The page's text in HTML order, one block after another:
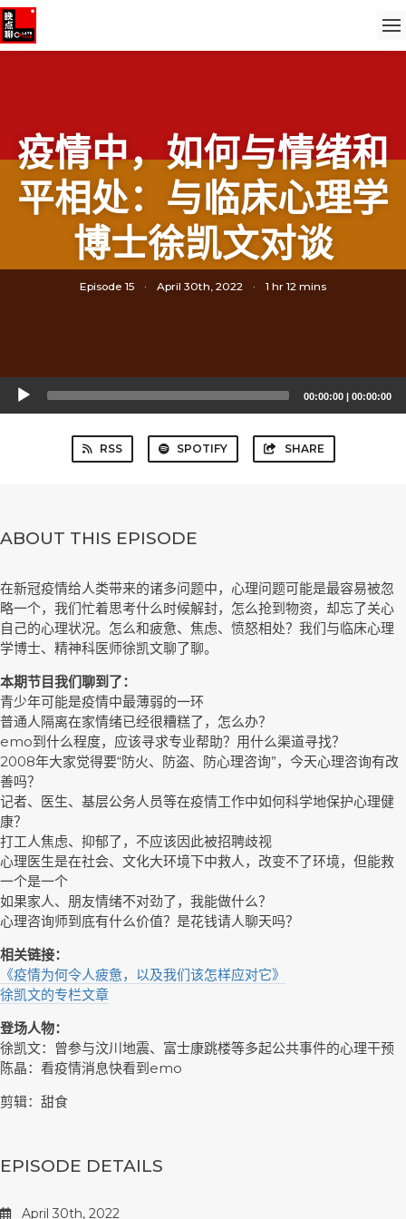
疫情中，如何与情绪和
平相处：与临床心理学
博士徐凯文对谈
Episode 15 · April 30th, 2022 · 1 hr 12 mins
Audio
Player
00:00:00 | 00:00:00
RSS SPOTIFY SHARE
ABOUT THIS EPISODE
在新冠疫情给人类带来的诸多问题中，心理问题可能是最容易被忽
略一个，我们忙着思考什么时候解封，怎么抢到物资，却忘了关心
自己的心理状况。怎么和疲惫、焦虑、愤怒相处？我们与临床心理
学博士、精神科医师徐凯文聊了聊。
本期节目我们聊到了：
青少年可能是疫情中最薄弱的一环
普通人隔离在家情绪已经很糟糕了，怎么办？
emo到什么程度，应该寻求专业帮助？用什么渠道寻找？
2008年大家觉得要“防火、防盗、防心理咨询”，今天心理咨询有改
善吗？
记者、医生、基层公务人员等在疫情工作中如何科学地保护心理健
康？
打工人焦虑、抑郁了，不应该因此被招聘歧视
心理医生是在社会、文化大环境下中救人，改变不了环境，但能救
一个是一个
如果家人、朋友情绪不对劲了，我能做什么？
心理咨询师到底有什么价值？是花钱请人聊天吗？
相关链接：
《疫情为何令人疲惫，以及我们该怎样应对它》
徐凯文的专栏文章
登场人物：
徐凯文：曾参与汶川地震、富士康跳楼等多起公共事件的心理干预
陈晶：看疫情消息快看到emo
剪辑：甜食
EPISODE DETAILS
April 30th, 2022